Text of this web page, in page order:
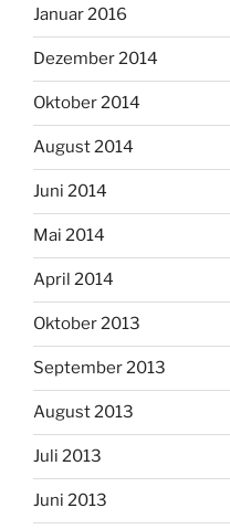
Januar 2016
Dezember 2014
Oktober 2014
August 2014
Juni 2014
Mai 2014
April 2014
Oktober 2013
September 2013
August 2013
Juli 2013
Juni 2013